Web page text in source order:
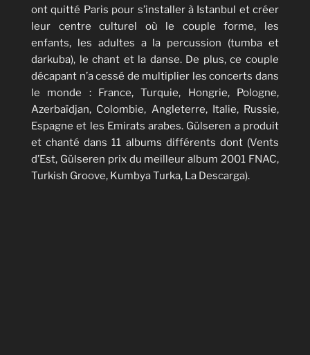
ont quitté Paris pour s’installer à Istanbul et créer
leur centre culturel où le couple forme, les
enfants, les adultes a la percussion (tumba et
darkuba), le chant et la danse. De plus, ce couple
décapant n’a cessé de multiplier les concerts dans
le monde : France, Turquie, Hongrie, Pologne,
Azerbaïdjan, Colombie, Angleterre, Italie, Russie,
Espagne et les Emirats arabes. Gülseren a produit
et chanté dans 11 albums différents dont (Vents
d’Est, Gülseren prix du meilleur album 2001 FNAC,
Turkish Groove, Kumbya Turka, La Descarga).